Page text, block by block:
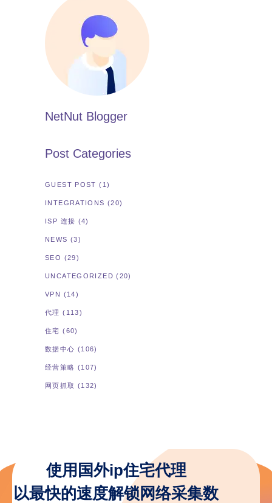
NetNut Blogger
Post Categories
GUEST POST (1)
INTEGRATIONS (20)
ISP 连接 (4)
NEWS (3)
SEO (29)
UNCATEGORIZED (20)
VPN (14)
代理 (113)
住宅 (60)
数据中心 (106)
经营策略 (107)
网页抓取 (132)
使用国外ip住宅代理
以最快的速度解锁网络采集数